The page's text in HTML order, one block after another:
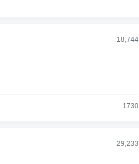
18,744
1730
29,233